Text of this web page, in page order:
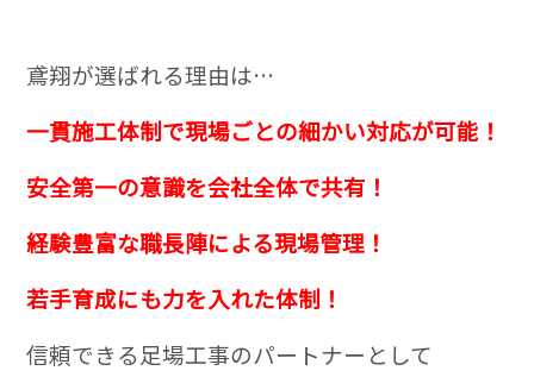
鳶翔が選ばれる理由は…
一貫施工体制で現場ごとの細かい対応が可能！
安全第一の意識を会社全体で共有！
経験豊富な職長陣による現場管理！
若手育成にも力を入れた体制！
信頼できる足場工事のパートナーとして